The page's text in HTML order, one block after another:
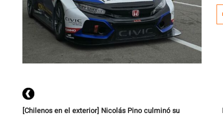
[Chilenos en el exterior] Nicolás Pino culminó su